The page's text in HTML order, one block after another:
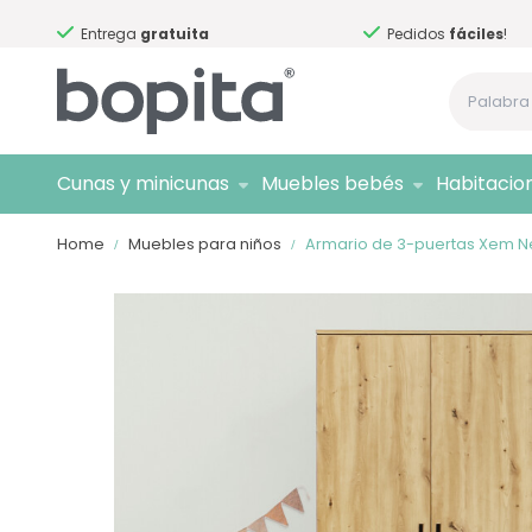
Entrega gratuita Pedidos fáciles!
Cunas y minicunas Muebles bebés
Home Muebles para niños Armario de 3-puertas Xem